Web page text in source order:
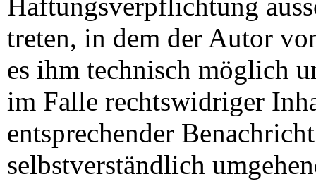
treten, in dem der Autor
es ihm technisch möglich
im Falle rechtswidriger
entsprechender
selbstverständlich